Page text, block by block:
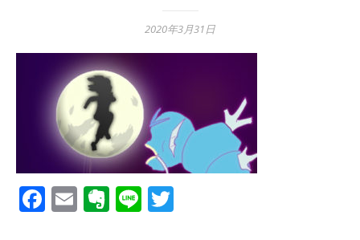
2020年3月31日
Facebook
EmailEvernote
Line